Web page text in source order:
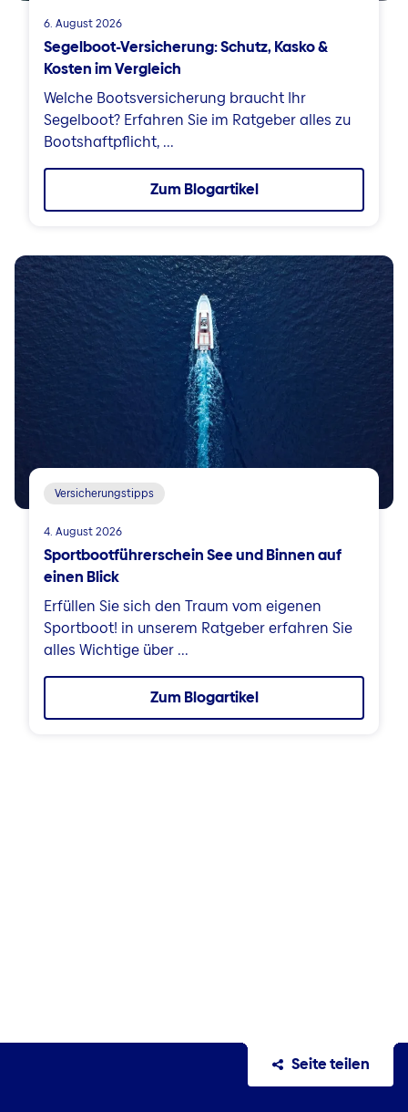
6. August 2026
Segelboot-Versicherung: Schutz, Kasko &
Kosten im Vergleich
Welche Bootsversicherung braucht Ihr
Segelboot? Erfahren Sie im Ratgeber alles zu
Bootshaftpflicht, ...
Zum Blogartikel
Versicherungstipps
4. August 2026
Sportbootführerschein See und Binnen auf
einen Blick
Erfüllen Sie sich den Traum vom eigenen
Sportboot! in unserem Ratgeber erfahren Sie
alles Wichtige über ...
Zum Blogartikel
Seite teilen